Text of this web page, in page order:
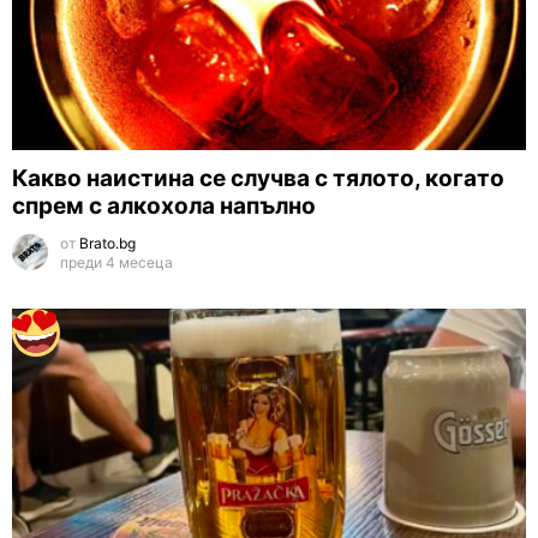
Какво наистина се случва с тялото, когато
спрем с алкохола напълно
от Brato.bg
преди 4 месеца